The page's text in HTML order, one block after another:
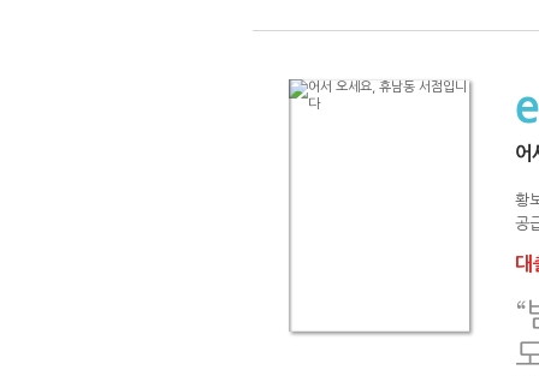
어
황
공
대